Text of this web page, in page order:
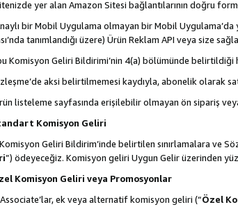
yer alan Amazon Sitesi bağlantılarının doğru
bir Mobil Uygulama olmayan bir Mobil Uygulama’da
tanımlandığı üzere) Ürün Reklam API veya size
Komisyon Geliri Bildirimi’nin 4(a) bölümünde belirtildiği
aksi belirtilmemesi kaydıyla, abonelik olarak
listeleme sayfasında erişilebilir olmayan ön sipariş
Komisyon Geliri
Geliri Bildirim’inde belirtilen sınırlamalara ve
”) ödeyeceğiz. Komisyon geliri Uygun Gelir üzerinden
Komisyon Geliri veya Promosyonlar
Associate’lar, ek veya alternatif komisyon geliri (“Özel